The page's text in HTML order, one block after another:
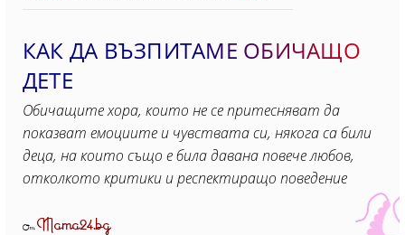
КАК ДА ВЪЗПИТАМЕ ОБИЧАЩО
ДЕТЕ
Обичащите хора, които не се притесняват да
показват емоциите и чувствата си, някога са били
деца, на които също е била давана повече любов,
отколкото критики и респектиращо поведение
ОтMama24.bg